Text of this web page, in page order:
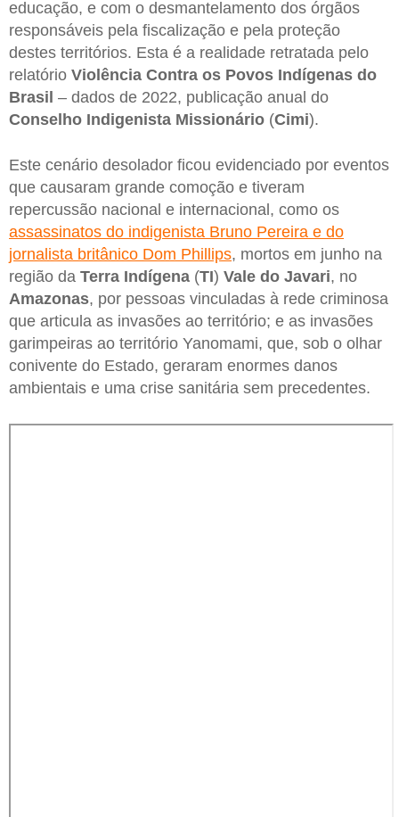
educação, e com o desmantelamento dos órgãos
responsáveis pela fiscalização e pela proteção
destes territórios. Esta é a realidade retratada pelo
relatório Violência Contra os Povos Indígenas do
Brasil – dados de 2022, publicação anual do
Conselho Indigenista Missionário (Cimi).
Este cenário desolador ficou evidenciado por eventos
que causaram grande comoção e tiveram
repercussão nacional e internacional, como os
assassinatos do indigenista Bruno Pereira e do
jornalista britânico Dom Phillips, mortos em junho na
região da Terra Indígena (TI) Vale do Javari, no
Amazonas, por pessoas vinculadas à rede criminosa
que articula as invasões ao território; e as invasões
garimpeiras ao território Yanomami, que, sob o olhar
conivente do Estado, geraram enormes danos
ambientais e uma crise sanitária sem precedentes.